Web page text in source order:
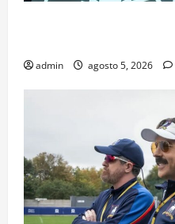
admin agosto 5, 2026